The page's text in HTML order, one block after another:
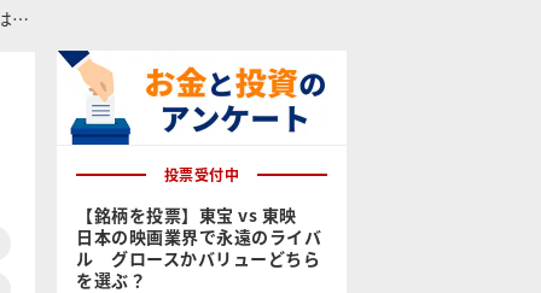
投票受付中
【銘柄を投票】東宝 vs 東映
日本の映画業界で永遠のライバ
ル グロースかバリューどちら
を選ぶ？